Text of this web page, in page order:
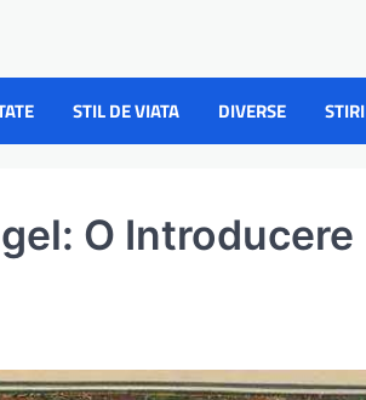
STIL DE VIATA DIVERSE STIRI
O Introducere